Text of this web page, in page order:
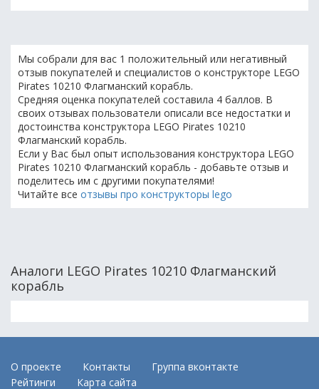
Мы собрали для вас 1 положительный или негативный
отзыв покупателей и специалистов о конструкторе LEGO
Pirates 10210 Флагманский корабль.
Средняя оценка покупателей составила 4 баллов. В
своих отзывах пользователи описали все недостатки и
достоинства конструктора LEGO Pirates 10210
Флагманский корабль.
Если у Вас был опыт использования конструктора LEGO
Pirates 10210 Флагманский корабль - добавьте отзыв и
поделитесь им с другими покупателями!
Читайте все отзывы про конструкторы lego
Аналоги LEGO Pirates 10210 Флагманский
корабль
О проекте Контакты
Группа вконтакте
Рейтинги
Карта сайта